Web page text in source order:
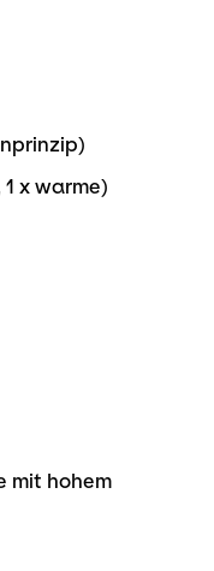
x warme)
mit hohem